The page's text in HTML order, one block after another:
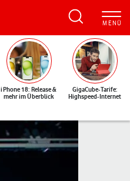
iPhone 18: Release &
mehr im Überblick
GigaCube-Tarife:
Highspeed-Internet